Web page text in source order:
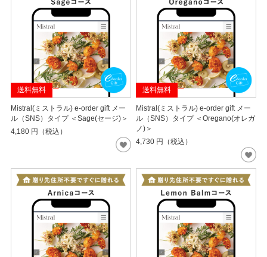
送料無料
Mistral(ミストラル) e-order gift メー
ル（SNS）タイプ ＜Sage(セージ)＞
4,180 円（税込）
送料無料
Mistral(ミストラル) e-order gift メー
ル（SNS）タイプ ＜Oregano(オレガ
ノ)＞
4,730 円（税込）